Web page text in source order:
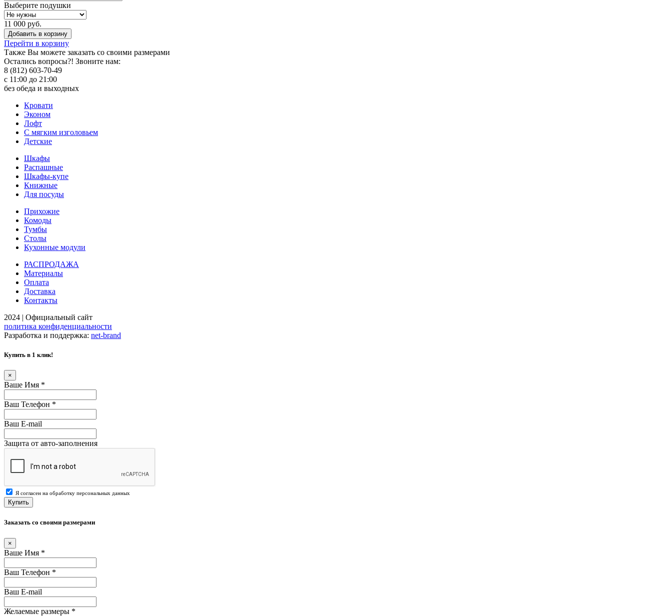
Выберите подушки
11 000 руб.
Добавить в корзину
Перейти в корзину
Также Вы можете заказать со своими размерами
Остались вопросы?! Звоните нам:
8 (812) 603-70-49
с 11:00 до 21:00
без обеда и выходных
Кровати
Эконом
Лофт
С мягким изголовьем
Детские
Шкафы
Распашные
Шкафы-купе
Книжные
Для посуды
Прихожие
Комоды
Тумбы
Столы
Кухонные модули
РАСПРОДАЖА
Материалы
Оплата
Доставка
Контакты
2024 | Официальный сайт
политика конфиденциальности
Разработка и поддержка: net-brand
Купить в 1 клик!
×
Ваше Имя *
Ваш Телефон *
Ваш E-mail
Защита от авто-заполнения
Я согласен на обработку персональных данных
Купить
Заказать со своими размерами
×
Ваше Имя *
Ваш Телефон *
Ваш E-mail
Желаемые размеры *